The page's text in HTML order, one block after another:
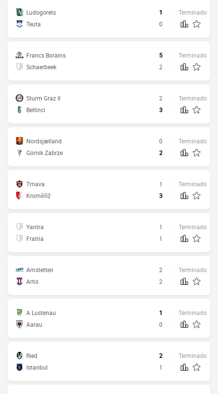
Ludogorets
1
Teuta
0
Terminado
Francs Borains
5
Schaerbeek
2
Terminado
Sturm Graz II
2
Beltinci
3
Terminado
Nordsjælland
0
Górnik Zabrze
2
Terminado
Trnava
1
Kroměříž
3
Terminado
Yantra
1
Fratria
1
Terminado
Amstetten
2
Artis
2
Terminado
A Lustenau
1
Aarau
0
Terminado
Ried
2
Istanbul
1
Terminado